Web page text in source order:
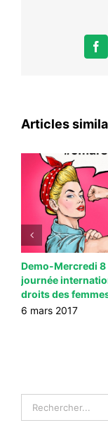
Articles
Demo-Mercredi 8
journée
droits des
6 mars 2017
Rechercher: